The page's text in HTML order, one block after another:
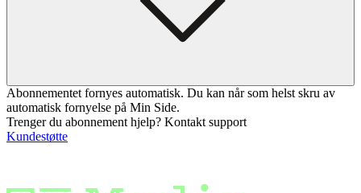
Abonnementet fornyes automatisk. Du kan når som helst skru av
automatisk fornyelse på Min Side.
Trenger du abonnement hjelp? Kontakt support
Kundestøtte